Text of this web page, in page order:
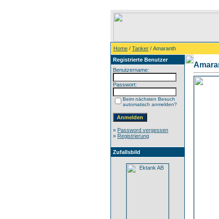
Home / Tanker / Amaranth
Registrierte Benutzer
Benutzername:
Passwort:
Beim nächsten Besuch
automatisch anmelden?
» Password vergessen
» Registrierung
Zufallsbild